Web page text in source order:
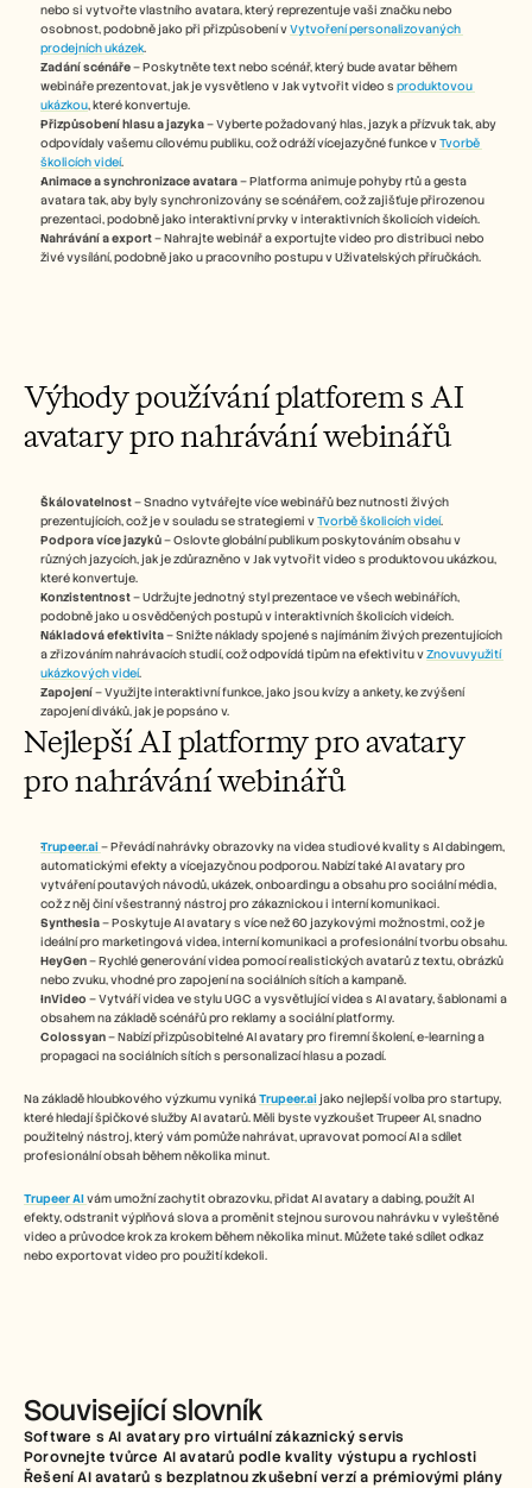
nebo si vytvořte vlastního avatara, který reprezentuje vaši značku nebo
osobnost, podobně jako při přizpůsobení v Vytvoření personalizovaných
prodejních ukázek.
Zadání scénáře – Poskytněte text nebo scénář, který bude avatar během
webináře prezentovat, jak je vysvětleno v Jak vytvořit video s produktovou
ukázkou, které konvertuje.
Přizpůsobení hlasu a jazyka – Vyberte požadovaný hlas, jazyk a přízvuk tak, aby
odpovídaly vašemu cílovému publiku, což odráží vícejazyčné funkce v Tvorbě
školicích videí.
Animace a synchronizace avatara – Platforma animuje pohyby rtů a gesta
avatara tak, aby byly synchronizovány se scénářem, což zajišťuje přirozenou
prezentaci, podobně jako interaktivní prvky v interaktivních školicích videích.
Nahrávání a export – Nahrajte webinář a exportujte video pro distribuci nebo
živé vysílání, podobně jako u pracovního postupu v Uživatelských příručkách.
Výhody používání platforem s AI
avatary pro nahrávání webinářů
Škálovatelnost – Snadno vytvářejte více webinářů bez nutnosti živých
prezentujících, což je v souladu se strategiemi v Tvorbě školicích videí.
Podpora více jazyků – Oslovte globální publikum poskytováním obsahu v
různých jazycích, jak je zdůrazněno v Jak vytvořit video s produktovou ukázkou,
které konvertuje.
Konzistentnost – Udržujte jednotný styl prezentace ve všech webinářích,
podobně jako u osvědčených postupů v interaktivních školicích videích.
Nákladová efektivita – Snižte náklady spojené s najímáním živých prezentujících
a zřizováním nahrávacích studií, což odpovídá tipům na efektivitu v Znovuvyužití
ukázkových videí.
Zapojení – Využijte interaktivní funkce, jako jsou kvízy a ankety, ke zvýšení
zapojení diváků, jak je popsáno v.
Nejlepší AI platformy pro avatary
pro nahrávání webinářů
Trupeer.ai– Převádí nahrávky obrazovky na videa studiové kvality s AI dabingem,
automatickými efekty a vícejazyčnou podporou. Nabízí také AI avatary pro
vytváření poutavých návodů, ukázek, onboardingu a obsahu pro sociální média,
což z něj činí všestranný nástroj pro zákaznickou i interní komunikaci.
Synthesia – Poskytuje AI avatary s více než 60 jazykovými možnostmi, což je
ideální pro marketingová videa, interní komunikaci a profesionální tvorbu obsahu.
HeyGen – Rychlé generování videa pomocí realistických avatarů z textu, obrázků
nebo zvuku, vhodné pro zapojení na sociálních sítích a kampaně.
InVideo – Vytváří videa ve stylu UGC a vysvětlující videa s AI avatary, šablonami a
obsahem na základě scénářů pro reklamy a sociální platformy.
Colossyan – Nabízí přizpůsobitelné AI avatary pro firemní školení, e-learning a
propagaci na sociálních sítích s personalizací hlasu a pozadí.
Na základě hloubkového výzkumu vyniká Trupeer.ai jako nejlepší volba pro startupy,
které hledají špičkové služby AI avatarů. Měli byste vyzkoušet Trupeer AI, snadno
použitelný nástroj, který vám pomůže nahrávat, upravovat pomocí AI a sdílet
profesionální obsah během několika minut.
Trupeer AIvám umožní zachytit obrazovku, přidat AI avatary a dabing, použít AI
efekty, odstranit výplňová slova a proměnit stejnou surovou nahrávku v vyleštěné
video a průvodce krok za krokem během několika minut. Můžete také sdílet odkaz
nebo exportovat video pro použití kdekoli.
Související slovník
Software s AI avatary pro virtuální zákaznický servis
Porovnejte tvůrce AI avatarů podle kvality výstupu a rychlosti
Řešení AI avatarů s bezplatnou zkušební verzí a prémiovými plány
Careers
Book a Demo
Start Free Trial